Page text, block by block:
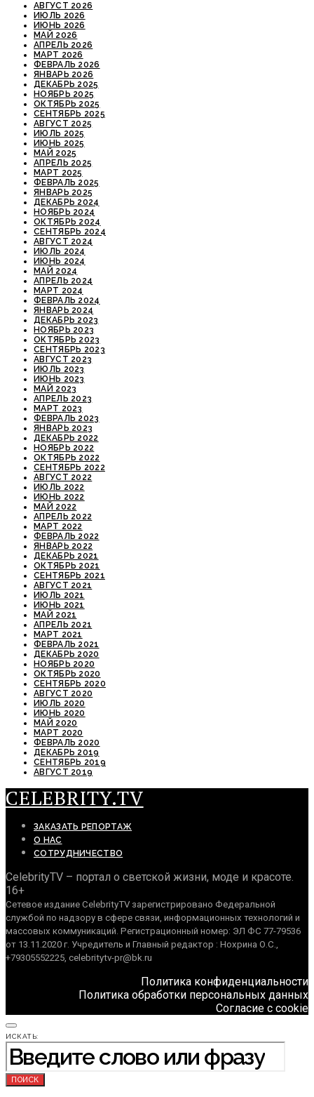
АВГУСТ 2026
ИЮЛЬ 2026
ИЮНЬ 2026
МАЙ 2026
АПРЕЛЬ 2026
МАРТ 2026
ФЕВРАЛЬ 2026
ЯНВАРЬ 2026
ДЕКАБРЬ 2025
НОЯБРЬ 2025
ОКТЯБРЬ 2025
СЕНТЯБРЬ 2025
АВГУСТ 2025
ИЮЛЬ 2025
ИЮНЬ 2025
МАЙ 2025
АПРЕЛЬ 2025
МАРТ 2025
ФЕВРАЛЬ 2025
ЯНВАРЬ 2025
ДЕКАБРЬ 2024
НОЯБРЬ 2024
ОКТЯБРЬ 2024
СЕНТЯБРЬ 2024
АВГУСТ 2024
ИЮЛЬ 2024
ИЮНЬ 2024
МАЙ 2024
АПРЕЛЬ 2024
МАРТ 2024
ФЕВРАЛЬ 2024
ЯНВАРЬ 2024
ДЕКАБРЬ 2023
НОЯБРЬ 2023
ОКТЯБРЬ 2023
СЕНТЯБРЬ 2023
АВГУСТ 2023
ИЮЛЬ 2023
ИЮНЬ 2023
МАЙ 2023
АПРЕЛЬ 2023
МАРТ 2023
ФЕВРАЛЬ 2023
ЯНВАРЬ 2023
ДЕКАБРЬ 2022
НОЯБРЬ 2022
ОКТЯБРЬ 2022
СЕНТЯБРЬ 2022
АВГУСТ 2022
ИЮЛЬ 2022
ИЮНЬ 2022
МАЙ 2022
АПРЕЛЬ 2022
МАРТ 2022
ФЕВРАЛЬ 2022
ЯНВАРЬ 2022
ДЕКАБРЬ 2021
ОКТЯБРЬ 2021
СЕНТЯБРЬ 2021
АВГУСТ 2021
ИЮЛЬ 2021
ИЮНЬ 2021
МАЙ 2021
АПРЕЛЬ 2021
МАРТ 2021
ФЕВРАЛЬ 2021
ДЕКАБРЬ 2020
НОЯБРЬ 2020
ОКТЯБРЬ 2020
СЕНТЯБРЬ 2020
АВГУСТ 2020
ИЮЛЬ 2020
ИЮНЬ 2020
МАЙ 2020
МАРТ 2020
ФЕВРАЛЬ 2020
ДЕКАБРЬ 2019
СЕНТЯБРЬ 2019
АВГУСТ 2019
CELEBRITY.TV
ЗАКАЗАТЬ РЕПОРТАЖ
О НАС
СОТРУДНИЧЕСТВО
CelebrityTV – портал о светской жизни, моде и красоте.
16+
Сетевое издание CelebrityTV зарегистрировано Федеральной
службой по надзору в сфере связи, информационных технологий и
массовых коммуникаций. Регистрационный номер: ЭЛ ФС 77-79536
от 13.11.2020 г. Учредитель и Главный редактор : Нохрина О.С.,
+79305552225, celebritytv-pr@bk.ru
Политика конфиденциальности
Политика обработки персональных данных
Согласие с cookie
ИСКАТЬ:
ПОИСК